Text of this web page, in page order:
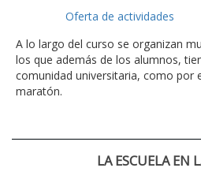
Oferta de actividades
A lo largo del curso se organizan
los que además de los alumnos,
comunidad universitaria, como por
maratón.
LA ESCUELA EN